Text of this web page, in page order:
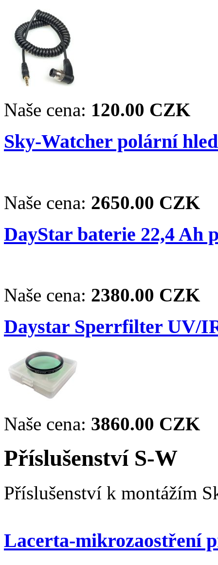
Naše cena: 120.00 CZK
Sky-Watcher polární
Naše cena: 2650.00 CZK
DayStar baterie 22,4
Naše cena: 2380.00 CZK
Daystar Sperrfilter UV/
Naše cena: 3860.00 CZK
Příslušenství S-W
Příslušenství k montážím
Lacerta-mikrozaostření